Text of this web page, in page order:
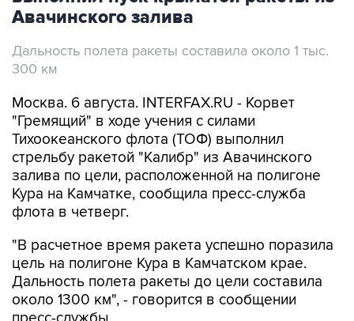
Дальность полета ракеты составила около 1 тыс.
Москва. 6 августа. INTERFAX.RU - Корвет
Тихоокеанского флота (ТОФ) выполнил
стрельбу ракетой "Калибр" из Авачинского
залива по цели, расположенной на полигоне
Кура на Камчатке, сообщила пресс-служба
флота в четверг.
"В расчетное время ракета успешно поразила
Дальность полета ракеты до цели составила
около 1300 км", - говорится в сообщении
пресс-службы.